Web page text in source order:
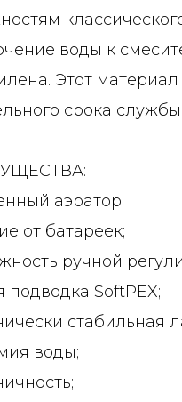
воды к
Этот
срока
аэратор;
от батареек;
ручной
подводка SoftPEX;
стабильная
воды;